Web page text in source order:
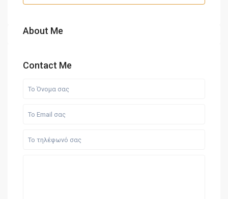
About Me
Contact Me